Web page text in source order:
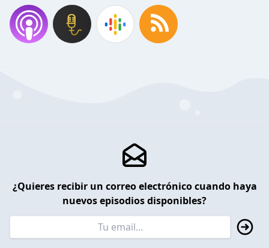
¿Quieres recibir un correo electrónico cuando haya
nuevos episodios disponibles?